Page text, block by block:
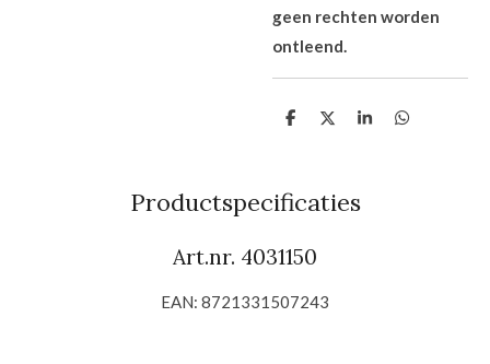
geen rechten worden
ontleend.
D
n
D
S
D
Productspecificaties
Art.nr. 4031150
EAN: 8721331507243